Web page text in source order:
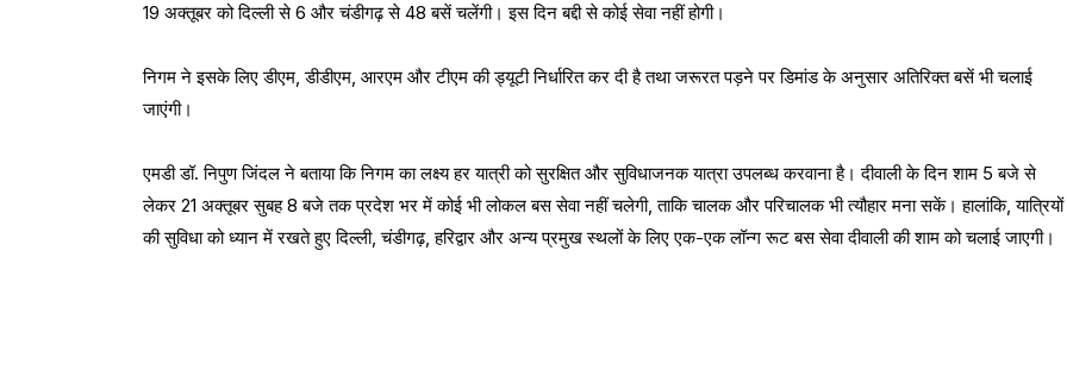
19 अक्तूबर को दिल्ली से 6 और चंडीगढ़ से 48 बसें चलेंगी। इस दिन बद्दी से कोई सेवा नहीं होगी।
निगम ने इसके लिए डीएम, डीडीएम, आरएम और टीएम की ड्यूटी निर्धारित कर दी है तथा जरूरत पड़ने पर डिमांड के अनुसार अतिरिक्त बसें भी चलाई
जाएंगी।
एमडी डॉ. निपुण जिंदल ने बताया कि निगम का लक्ष्य हर यात्री को सुरक्षित और सुविधाजनक यात्रा उपलब्ध करवाना है। दीवाली के दिन शाम 5 बजे से
लेकर 21 अक्तूबर सुबह 8 बजे तक प्रदेश भर में कोई भी लोकल बस सेवा नहीं चलेगी, ताकि चालक और परिचालक भी त्यौहार मना सकें। हालांकि, यात्रियों
की सुविधा को ध्यान में रखते हुए दिल्ली, चंडीगढ़, हरिद्वार और अन्य प्रमुख स्थलों के लिए एक-एक लॉन्ग रूट बस सेवा दीवाली की शाम को चलाई जाएगी।